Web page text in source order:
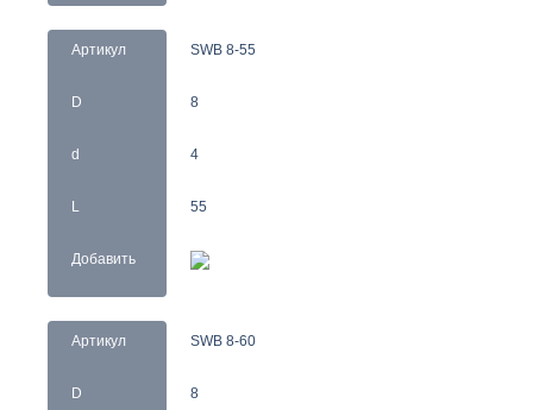
Артикул
D
d
L
Добавить
SWB 8-55
8
4
55
Артикул
D
SWB 8-60
8